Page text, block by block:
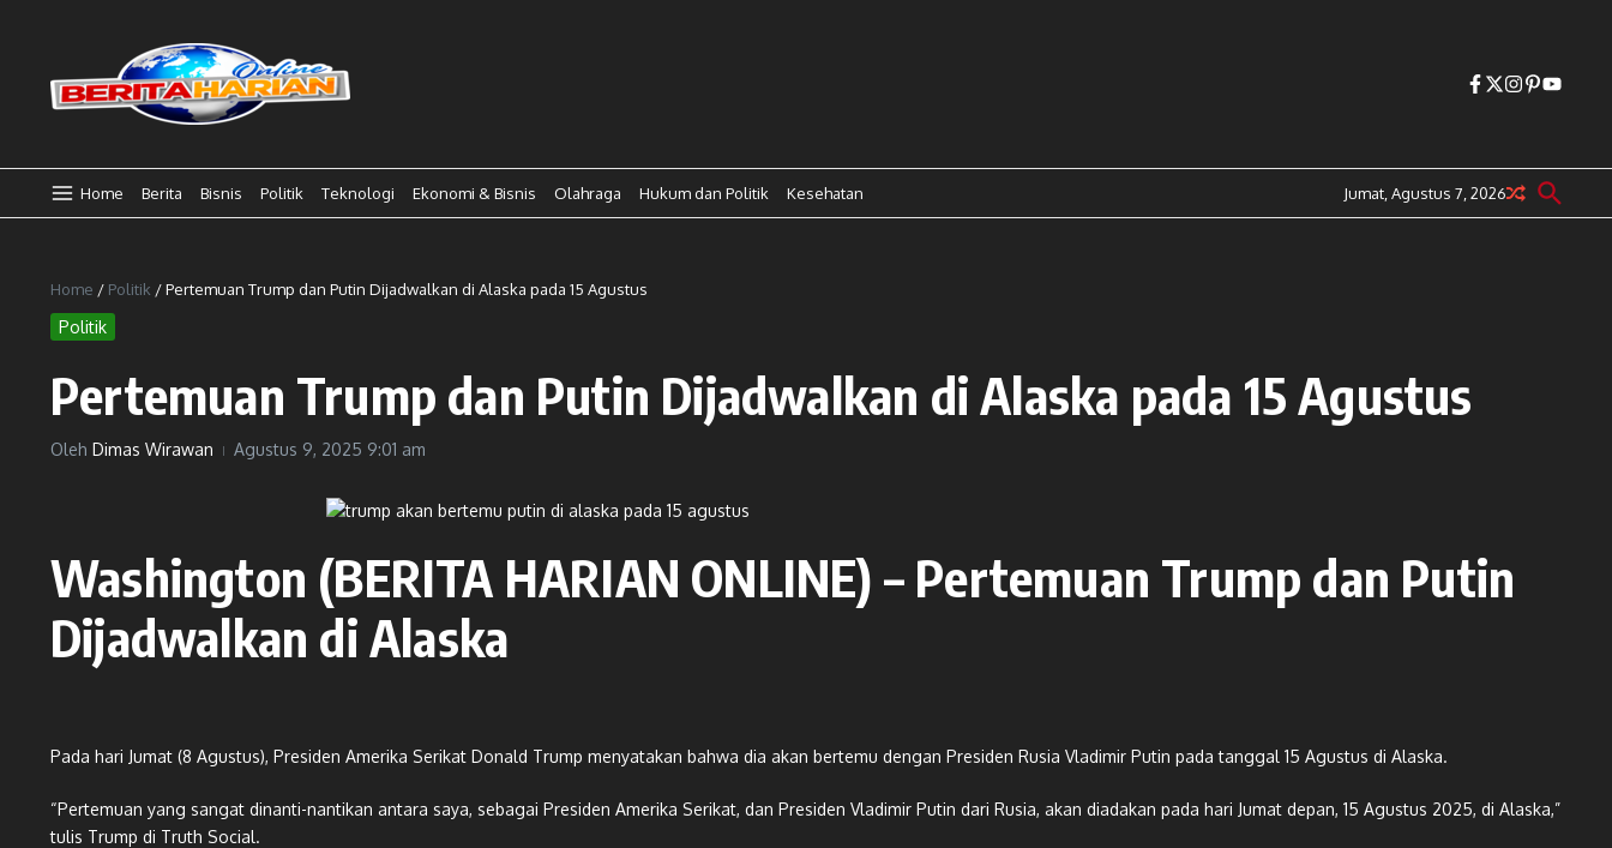
Home Berita Bisnis Politik Teknologi Ekonomi & Bisnis Olahraga Hukum dan Politik Kesehatan Jumat, Agustus 7, 2026
Home / Politik /Pertemuan Trump dan Putin Dijadwalkan di Alaska pada 15 Agustus
Politik
Pertemuan Trump dan Putin Dijadwalkan di Alaska pada 15 Agustus
Oleh Dimas Wirawan Agustus 9, 2025 9:01 am
Washington (BERITA HARIAN ONLINE) – Pertemuan Trump dan Putin
Dijadwalkan di Alaska
Pada hari Jumat (8 Agustus), Presiden Amerika Serikat Donald Trump menyatakan bahwa dia akan bertemu dengan Presiden Rusia Vladimir Putin pada tanggal 15 Agustus di Alaska.
“Pertemuan yang sangat dinanti-nantikan antara saya, sebagai Presiden Amerika Serikat, dan Presiden Vladimir Putin dari Rusia, akan diadakan pada hari Jumat depan, 15 Agustus 2025, di Alaska,”
tulis Trump di Truth Social.